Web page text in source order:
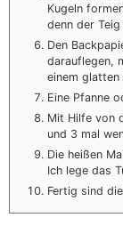
Kugeln
denn der
Den
darauflegen,
einem
Eine Pfanne
Mit Hilfe von
und 3 mal
Die heißen
Ich lege das
Fertig sind